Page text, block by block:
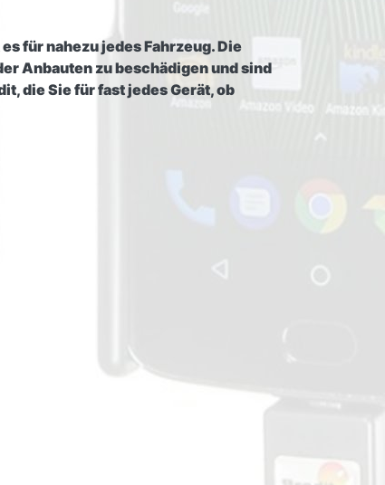
für nahezu jedes Fahrzeug. Die
Anbauten zu beschädigen und sind
die Sie für fast jedes Gerät, ob